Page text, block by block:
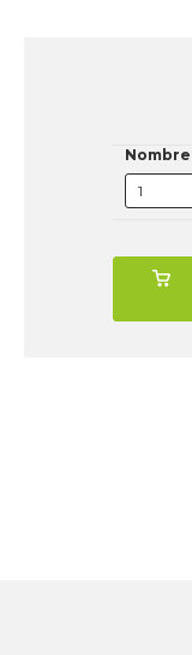
Nombre